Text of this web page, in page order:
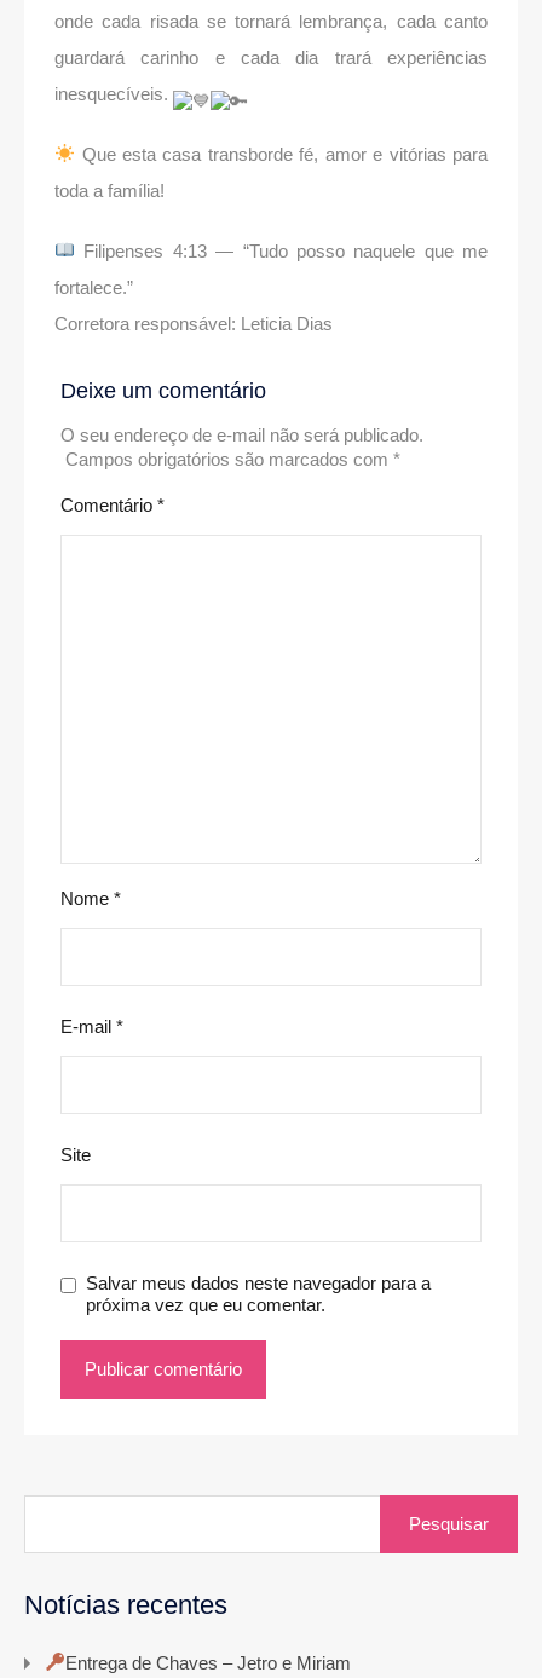
onde cada risada se tornará lembrança, cada canto
guardará carinho e cada dia trará experiências
inesquecíveis.
Que esta casa transborde fé, amor e vitórias para
toda a família!
Filipenses 4:13 — “Tudo posso naquele que me
fortalece.”
Corretora responsável: Leticia Dias
Deixe um comentário
O seu endereço de e-mail não será publicado.
Campos obrigatórios são marcados com *
Comentário *
Nome *
E-mail *
Site
Salvar meus dados neste navegador para a
próxima vez que eu comentar.
Notícias recentes
Entrega de Chaves – Jetro e Miriam